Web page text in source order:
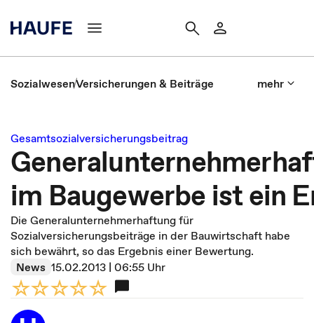
SozialwesenVersicherungen & Beiträge mehr
Gesamtsozialversicherungsbeitrag
im Baugewerbe ist ein
Die Generalunternehmerhaftung für
Sozialversicherungsbeiträge in der Bauwirtschaft habe
sich bewährt, so das Ergebnis einer Bewertung.
News 15.02.2013 | 06:55 Uhr